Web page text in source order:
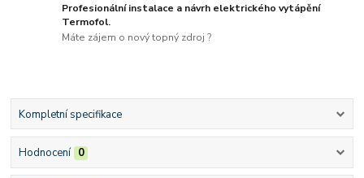
Profesionální instalace a návrh elektrického vytápění
Termofol.
Máte zájem o nový topný zdroj ?
Kompletní specifikace
Hodnocení 0